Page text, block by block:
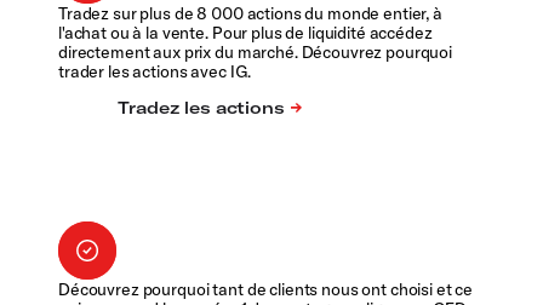
Tradez sur plus de 8 000 actions du monde entier, à
l'achat ou à la vente. Pour plus de liquidité accédez
directement aux prix du marché. Découvrez pourquoi
trader les actions avec IG.
Découvrez pourquoi tant de clients nous ont choisi et ce